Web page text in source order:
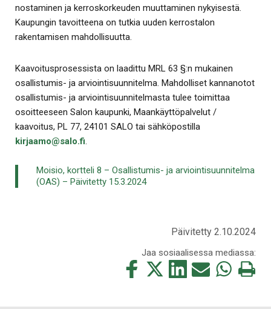
nostaminen ja kerroskorkeuden muuttaminen nykyisestä.
Kaupungin tavoitteena on tutkia uuden kerrostalon
rakentamisen mahdollisuutta.
Kaavoitusprosessista on laadittu MRL 63 §:n mukainen
osallistumis- ja arviointisuunnitelma. Mahdolliset kannanotot
osallistumis- ja arviointisuunnitelmasta tulee toimittaa
osoitteeseen Salon kaupunki, Maankäyttöpalvelut /
kaavoitus, PL 77, 24101 SALO tai sähköpostilla
kirjaamo@salo.fi.
Moisio, kortteli 8 – Osallistumis- ja arviointisuunnitelma
(OAS) – Päivitetty 15.3.2024
Päivitetty 2.10.2024
Jaa sosiaalisessa mediassa:
Jaa
Jaa
Jaa
Jaa
Jaa
Tulosta